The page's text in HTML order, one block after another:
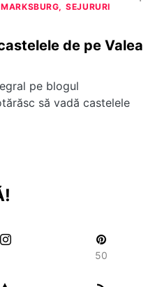
MARKSBURG
SEJURURI
de pe Valea
pe blogul
să vadă castelele
50